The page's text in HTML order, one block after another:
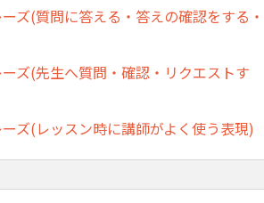
ズ(質問に答える・答えの確認をする・
ズ(先生へ質問・確認・リクエストす
ズ(レッスン時に講師がよく使う表現)